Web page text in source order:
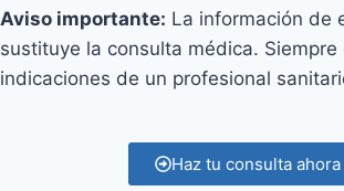
Aviso importante: La información de
sustituye la consulta médica.
indicaciones de un profesional
Haz tu consulta ahora